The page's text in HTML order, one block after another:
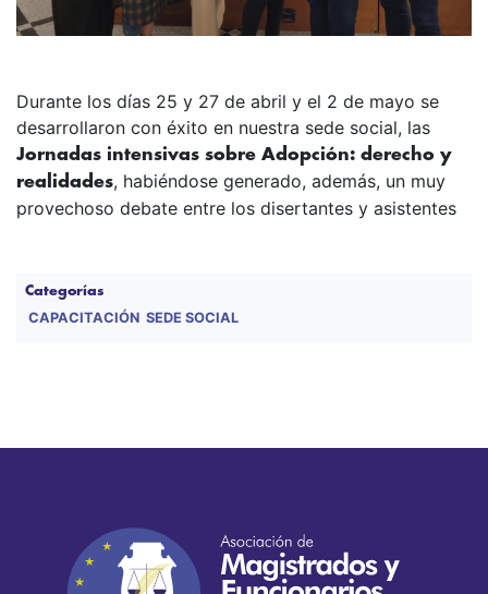
Durante los días 25 y 27 de abril y el 2 de mayo se
desarrollaron con éxito en nuestra sede social, las
Jornadas intensivas sobre Adopción: derecho y
realidades, habiéndose generado, además, un muy
provechoso debate entre los disertantes y asistentes
Categorías
CAPACITACIÓN SEDE SOCIAL